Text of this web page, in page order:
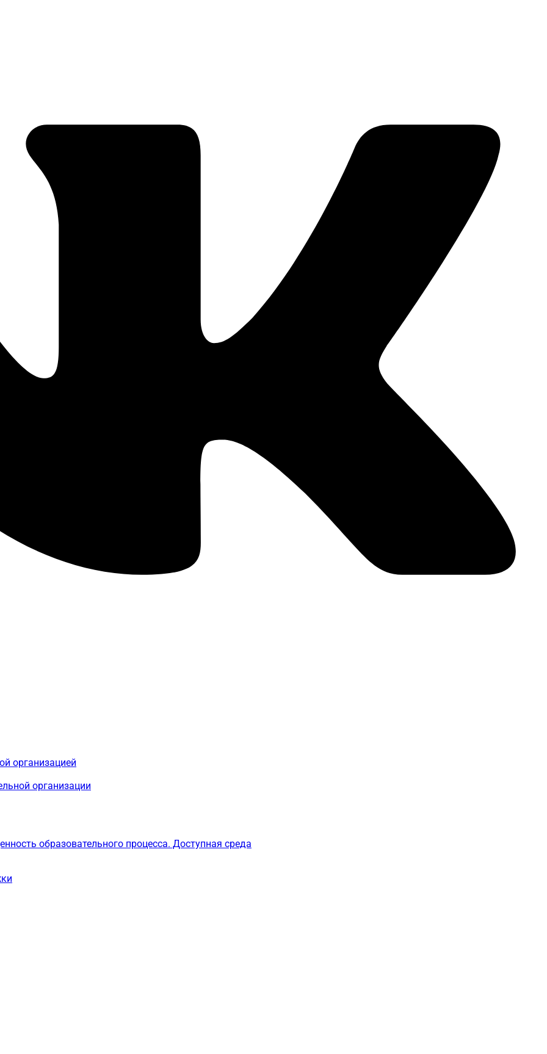
организацией
организации
образовательного процесса. Доступная среда